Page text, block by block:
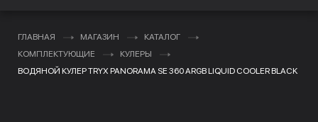
ГЛАВНАЯ МАГАЗИН
КАТАЛОГ
КОМПЛЕКТУЮЩИЕ
КУЛЕРЫ
ВОДЯНОЙ КУЛЕР TRYX PANORAMA SE 360 ARGB LIQUID COOLER BLACK